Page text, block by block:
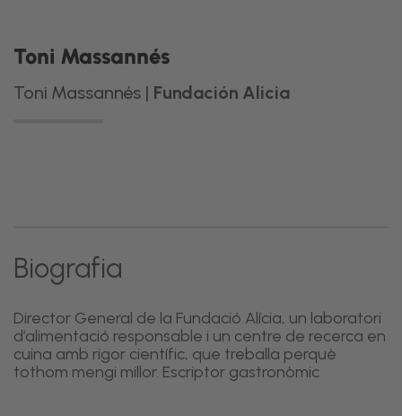
Toni Massannés
Toni Massannés | Fundación Alicia
Biografia
Director General de la Fundació Alícia, un laboratori
d’alimentació responsable i un centre de recerca en
cuina amb rigor científic, que treballa perquè
tothom mengi millor. Escriptor gastronòmic